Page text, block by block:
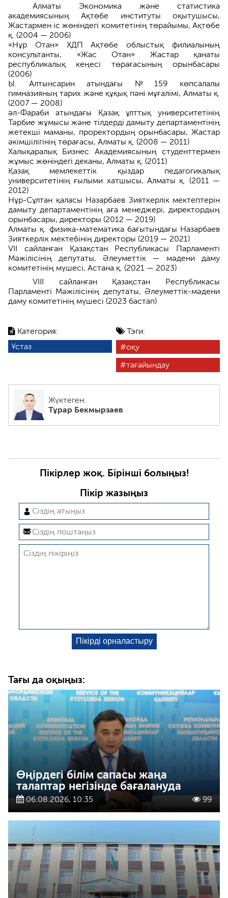
Категория:
Ұстаз
Тэги:
оқу
тағайындау
Жүктеген:
Тұрар Бекмырзаев
Алматы Экономика және статистика
академиясының Ақтөбе институты оқытушысы,
Жастармен іс жөніндегі комитетінің төрайымы, Ақтөбе
қ. (2004 — 2006)
«Нұр Отан» ХДП Ақтөбе облыстық филиалының
консультанты, «Жас Отан» Жастар қанаты
республикалық кеңесі төрағасының орынбасары
(2006)
Ы. Алтынсарин атындағы № 159 көпсалалы
гимназияның тарих және құқық пәні мұғалімі, Алматы қ.
(2007 — 2008)
әл-Фараби атындағы Қазақ ұлттық университетінің
Тәрбие жұмысы және тілдерді дамыту департаментінің
жетекші маманы, проректордың орынбасары, Жастар
әкімшілігінің төрағасы, Алматы қ. (2008 — 2011)
Халықаралық Бизнес Академиясының студенттермен
жұмыс жөніндегі деканы, Алматы қ. (2011)
Қазақ мемлекеттік қыздар педагогикалық
университетінің ғылыми хатшысы, Алматы қ. (2011 —
2012)
Нұр-Сұлтан қаласы Назарбаев Зияткерлік мектептерін
дамыту департаментінің аға менеджері, директордың
орынбасары, директоры (2012 — 2019)
Алматы қ. физика-математика бағытындағы Назарбаев
Зияткерлік мектебінің директоры (2019 — 2021)
VII сайланған Қазақстан Республикасы Парламенті
Мәжілісінің депутаты, Әлеуметтік — мәдени даму
комитетінің мүшесі, Астана қ. (2021 — 2023)
VIII сайланған Қазақстан Республикасы
Парламенті Мәжілісінің депутаты, Әлеуметтік-мәдени
даму комитетінің мүшесі (2023 бастап)
Пікірлер жоқ. Бірінші болыңыз!
Пікір жазыңыз
Тағы да оқыңыз:
Өңірдегі білім сапасы жаңа
талаптар негізінде бағалануда
06.08.2026, 10:35 99